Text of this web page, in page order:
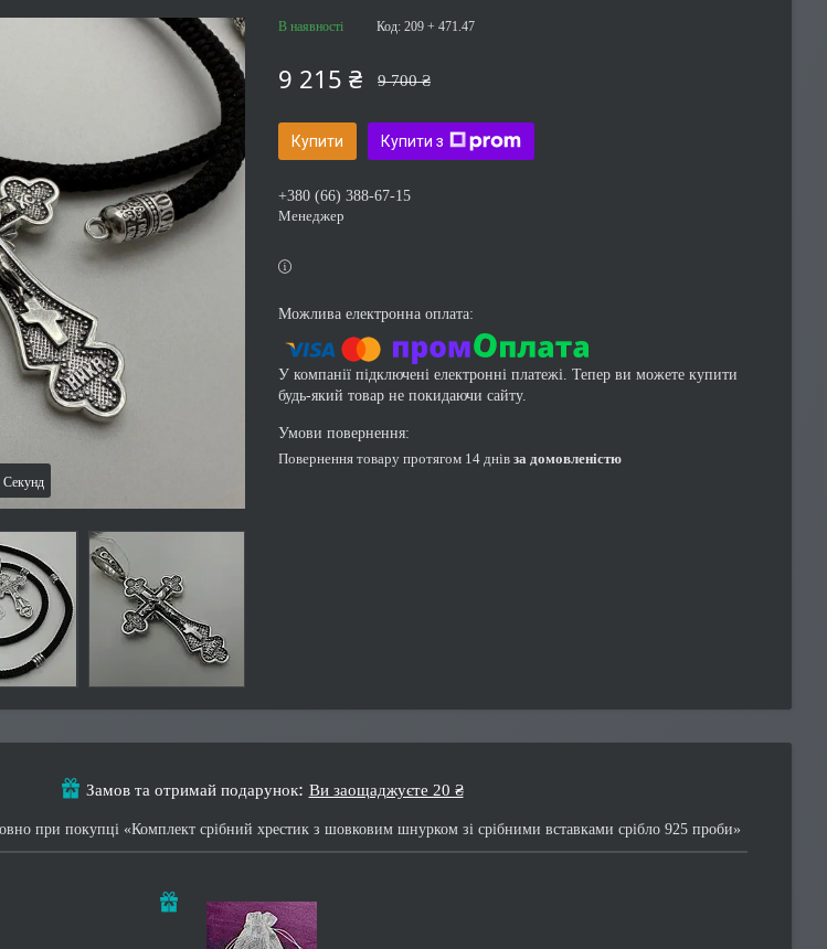
Секунд
В наявності Код: 209 + 471.47
9 700 ₴
9 215 ₴
Купити Купити з
+380 (66) 388-67-15
Менеджер
У компанії підключені електронні платежі. Тепер ви можете купити
будь-який товар не покидаючи сайту.
повернення товару протягом 14 днів за домовленістю
Замов та отримай подарунок Ви заощаджуєте 20 ₴
при покупці «Комплект срібний хрестик з шовковим шнурком зі срібними вставками срібло 925 проби»